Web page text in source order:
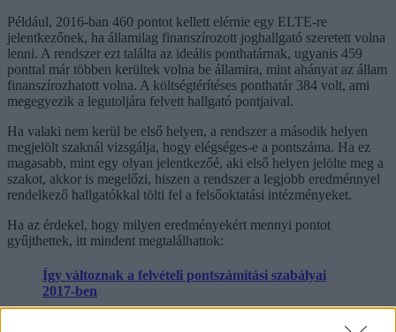
Például, 2016-ban 460 pontot kellett elérnie egy ELTE-re
jelentkezőnek, ha államilag finanszírozott joghallgató szeretett volna
lenni. A rendszer ezt találta az ideális ponthatárnak, ugyanis 459
ponttal már többen kerültek volna be államira, mint ahányat az állam
finanszírozhatott volna. A költségtérítéses ponthatár 384 volt, ami
megegyezik a legutoljára felvett hallgató pontjaival.
Ha valaki nem kerül be első helyen, a rendszer a második helyen
megjelölt szaknál vizsgálja, hogy elégséges-e a pontszáma. Ha ez
magasabb, mint egy olyan jelentkezőé, aki első helyen jelölte meg a
szakot, akkor is megelőzi, hiszen a rendszer a legjobb eredménnyel
rendelkező hallgatókkal tölti fel a felsőoktatási intézményeket.
Ha az érdekel, hogy milyen eredményekért mennyi pontot
gyűjthettek, itt mindent megtalálhattok:
Így változnak a felvételi pontszámítási szabályai
2017-ben